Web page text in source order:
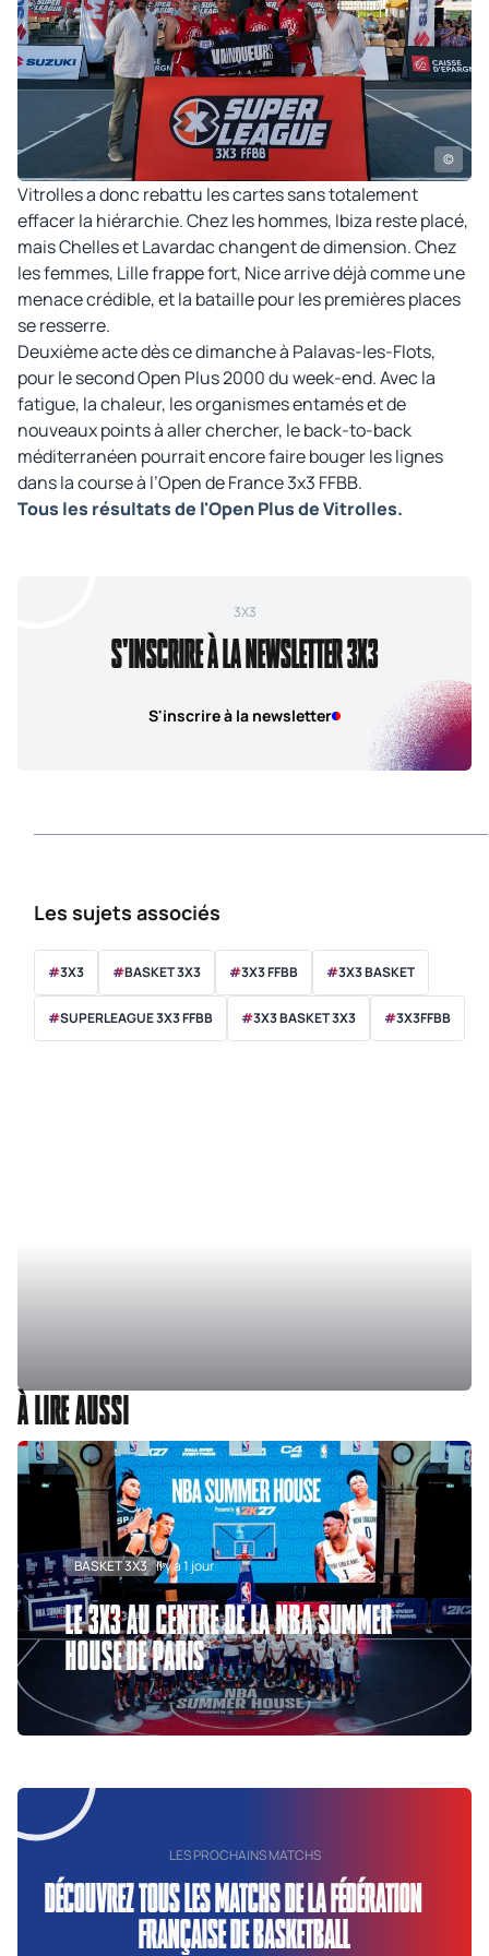
©
Vitrolles a donc rebattu les cartes sans totalement
effacer la hiérarchie. Chez les hommes, Ibiza reste placé,
mais Chelles et Lavardac changent de dimension. Chez
les femmes, Lille frappe fort, Nice arrive déjà comme une
menace crédible, et la bataille pour les premières places
se resserre.
Deuxième acte dès ce dimanche à Palavas-les-Flots,
pour le second Open Plus 2000 du week-end. Avec la
fatigue, la chaleur, les organismes entamés et de
nouveaux points à aller chercher, le back-to-back
méditerranéen pourrait encore faire bouger les lignes
dans la course à l’Open de France 3x3 FFBB.
Tous les résultats de l'Open Plus de Vitrolles.
3X3
S'INSCRIRE À LA NEWSLETTER 3X3
S'inscrire à la newsletter
Les sujets associés
#3X3 #BASKET 3X3 #3X3 FFBB #3X3 BASKET
#SUPERLEAGUE 3X3 FFBB #3X3 BASKET 3X3 #3X3FFBB
À LIRE AUSSI
BASKET 3X3 Il y a 1 jour
LE 3X3 AU CENTRE DE LA NBA SUMMER
HOUSE DE PARIS
LES PROCHAINS MATCHS
DÉCOUVREZ TOUS LES MATCHS DE LA FÉDÉRATION
FRANÇAISE DE BASKETBALL